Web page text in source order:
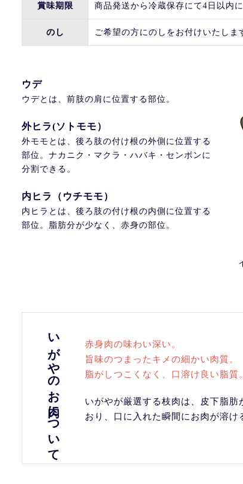
賞味期限 商品発送から冷蔵保存にて4日以内
のし ご希望の方にのしをお付けいたしま
ウデ
ウデとは、前肢の肩に位置する部位。
外ヒラ(ソトモモ）
外モモとは、後ろ肢の付け根の外側に位置する
部位。ナカニク・マクラ・ハバキ・センボンに
分割できる。
内ヒラ（ウチモモ）
内ヒラとは、後ろ肢の付け根の内側に位置する
部位。脂肪分が少なく、赤身の部位。
いがやのお肉について
赤身肉の味わい深い。
旨味のつまったキメの細かい肉質。
脂がしつこくなく、口溶け良い脂質。
いがやが厳選する枝肉は、皮下脂
おり、口に入れた瞬間にお肉が溶け